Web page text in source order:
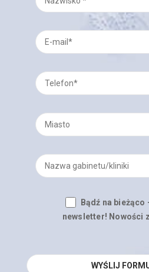
Bądź na bieżąco
newsletter! Nowości